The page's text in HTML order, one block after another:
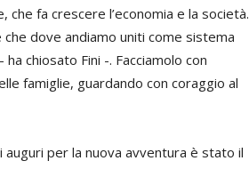
fa crescere l’economia e la società.
dove andiamo uniti come sistema
chiosato Fini -. Facciamolo con
famiglie, guardando con coraggio al
per la nuova avventura è stato il